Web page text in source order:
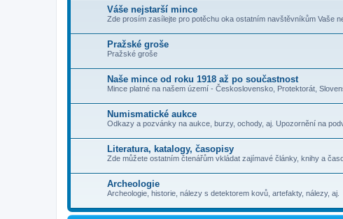
Váše nejstarší mince
Zde prosím zasílejte pro potěchu oka ostatním navštěvníkům Vaše
Pražské groše
Pražské groše
Naše mince od roku 1918 až po součastnost
Mince platné na našem území - Československo, Protektorát,
Numismatické aukce
Odkazy a pozvánky na aukce, burzy, ochody, aj. Upozornění na
Literatura, katalogy, časopisy
Zde můžete ostatním čtenářům vkládat zajímavé články, knihy a
Archeologie
Archeologie, historie, nálezy s detektorem kovů, artefakty, nálezy, aj.